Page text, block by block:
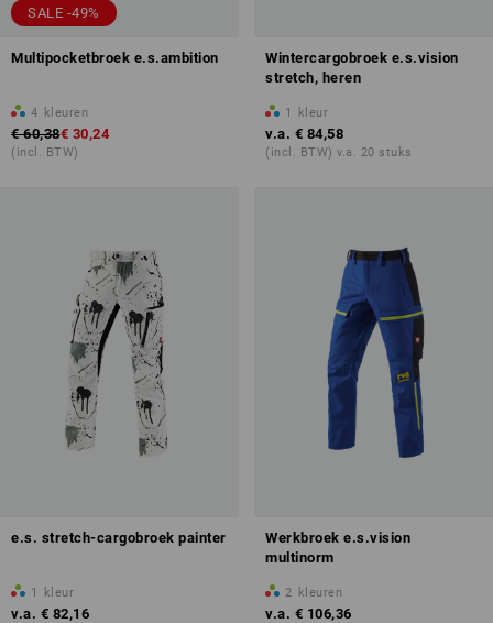
SALE -49%
Multipocketbroek e.s.ambition
4 kleuren
€ 60,38€ 30,24
(incl. BTW)
Wintercargobroek e.s.vision
stretch, heren
1 kleur
v.a. € 84,58
(incl. BTW) v.a. 20 stuks
e.s. stretch-cargobroek painter
1 kleur
v.a. € 82,16
Werkbroek e.s.vision
multinorm
2 kleuren
v.a. € 106,36